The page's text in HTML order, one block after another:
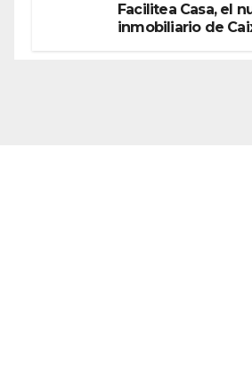
Facilitea Casa, el
inmobiliario de